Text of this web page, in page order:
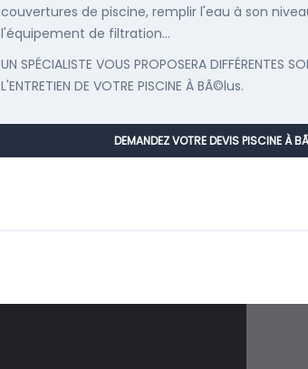
couvertures de piscine, remplir l'eau à son
l'équipement de filtration...
UN SPÉCIALISTE VOUS PROPOSERA DIFFÉRENTES
L'ENTRETIEN DE VOTRE PISCINE À BÃ©lus.
DEMANDEZ VOTRE DEVIS PISCINE À